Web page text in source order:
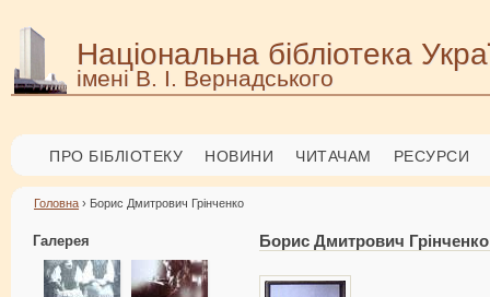
Національна бібліотека
імені В. І. Вернадського
ПРО БІБЛІОТЕКУ НОВИНИ ЧИТАЧАМ РЕСУРСИ
Головна › Борис Дмитрович Грінченко
Галерея Борис Дмитрович Грінченко